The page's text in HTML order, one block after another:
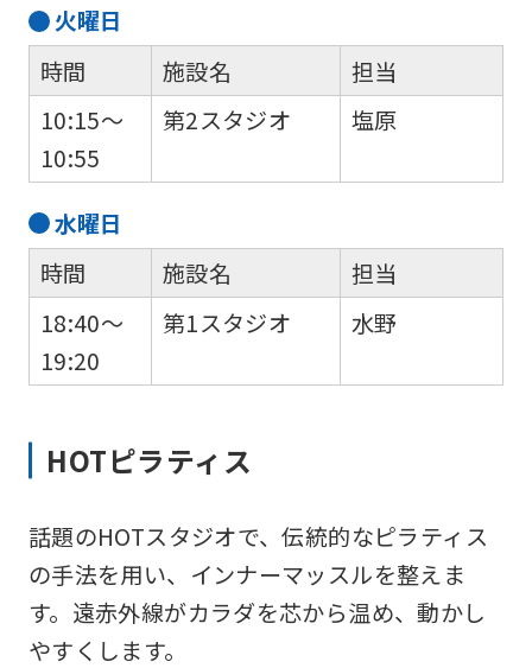
火曜日
時間
10:15～
10:55
施設名
第2スタジオ
担当
塩原
水曜日
時間
18:40～
19:20
施設名
第1スタジオ
担当
水野
HOTピラティス
話題のHOTスタジオで、伝統的なピラティス
の手法を用い、インナーマッスルを整えま
す。遠赤外線がカラダを芯から温め、動かし
やすくします。